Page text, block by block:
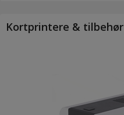
Kortprintere & tilbehør